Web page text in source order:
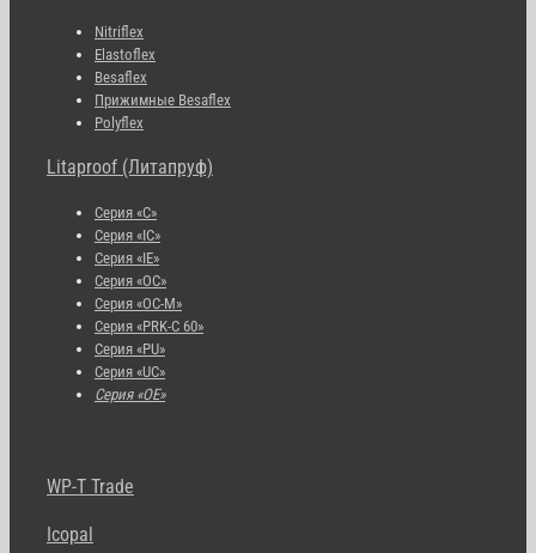
Nitriflex
Elastoflex
Besaflex
Прижимные Besaflex
Polyflex
Litaproof (Литапруф)
Серия «С»
Серия «IC»
Серия «IE»
Серия «OC»
Серия «OC-M»
Серия «PRK-C 60»
Серия «PU»
Серия «UC»
Серия «OE»
WP-T Trade
Icopal